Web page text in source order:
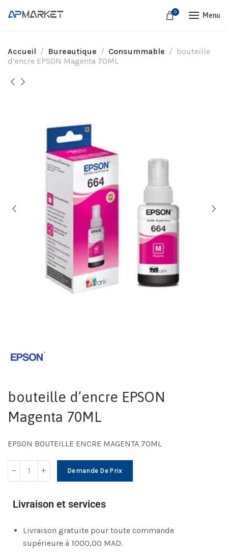
0 Menu
Accueil Bureautique Consummable
bouteille
d’encre EPSON Magenta 70ML
bouteille d’encre EPSON
Magenta 70ML
EPSON BOUTEILLE ENCRE MAGENTA 70ML
Demande De Prix
Livraison et services
Livraison gratuite pour toute commande
supérieure à 1000,00 MAD.